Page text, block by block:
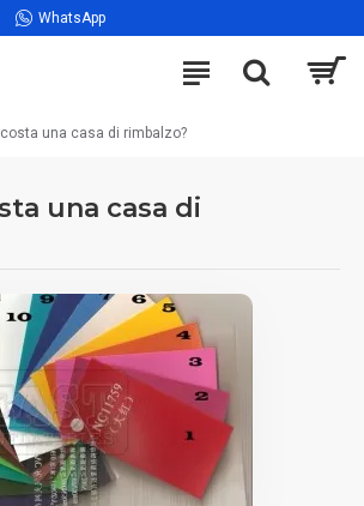
WhatsApp
una casa di rimbalzo?
una casa di